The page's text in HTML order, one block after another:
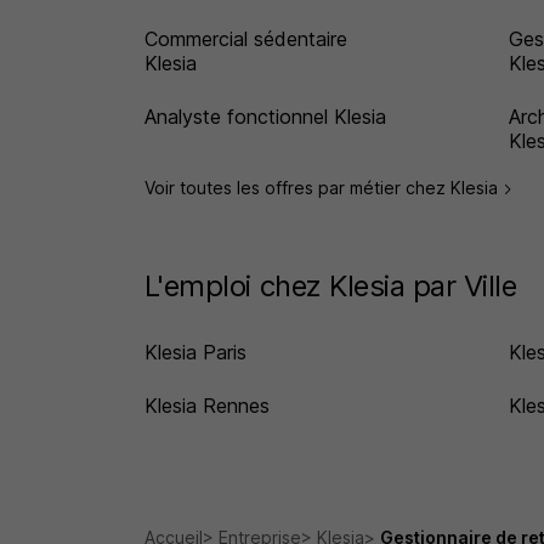
Commercial sédentaire
Klesia
Analyste fonctionnel Klesia
Voir toutes les offres par métier chez Klesia
L'emploi chez Klesia par Ville
Klesia Paris
Klesia Rennes
Accueil Entreprise Klesia Gestionnaire de